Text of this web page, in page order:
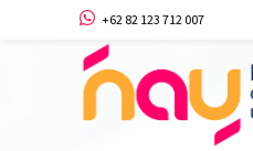
+62 82 123 712 007